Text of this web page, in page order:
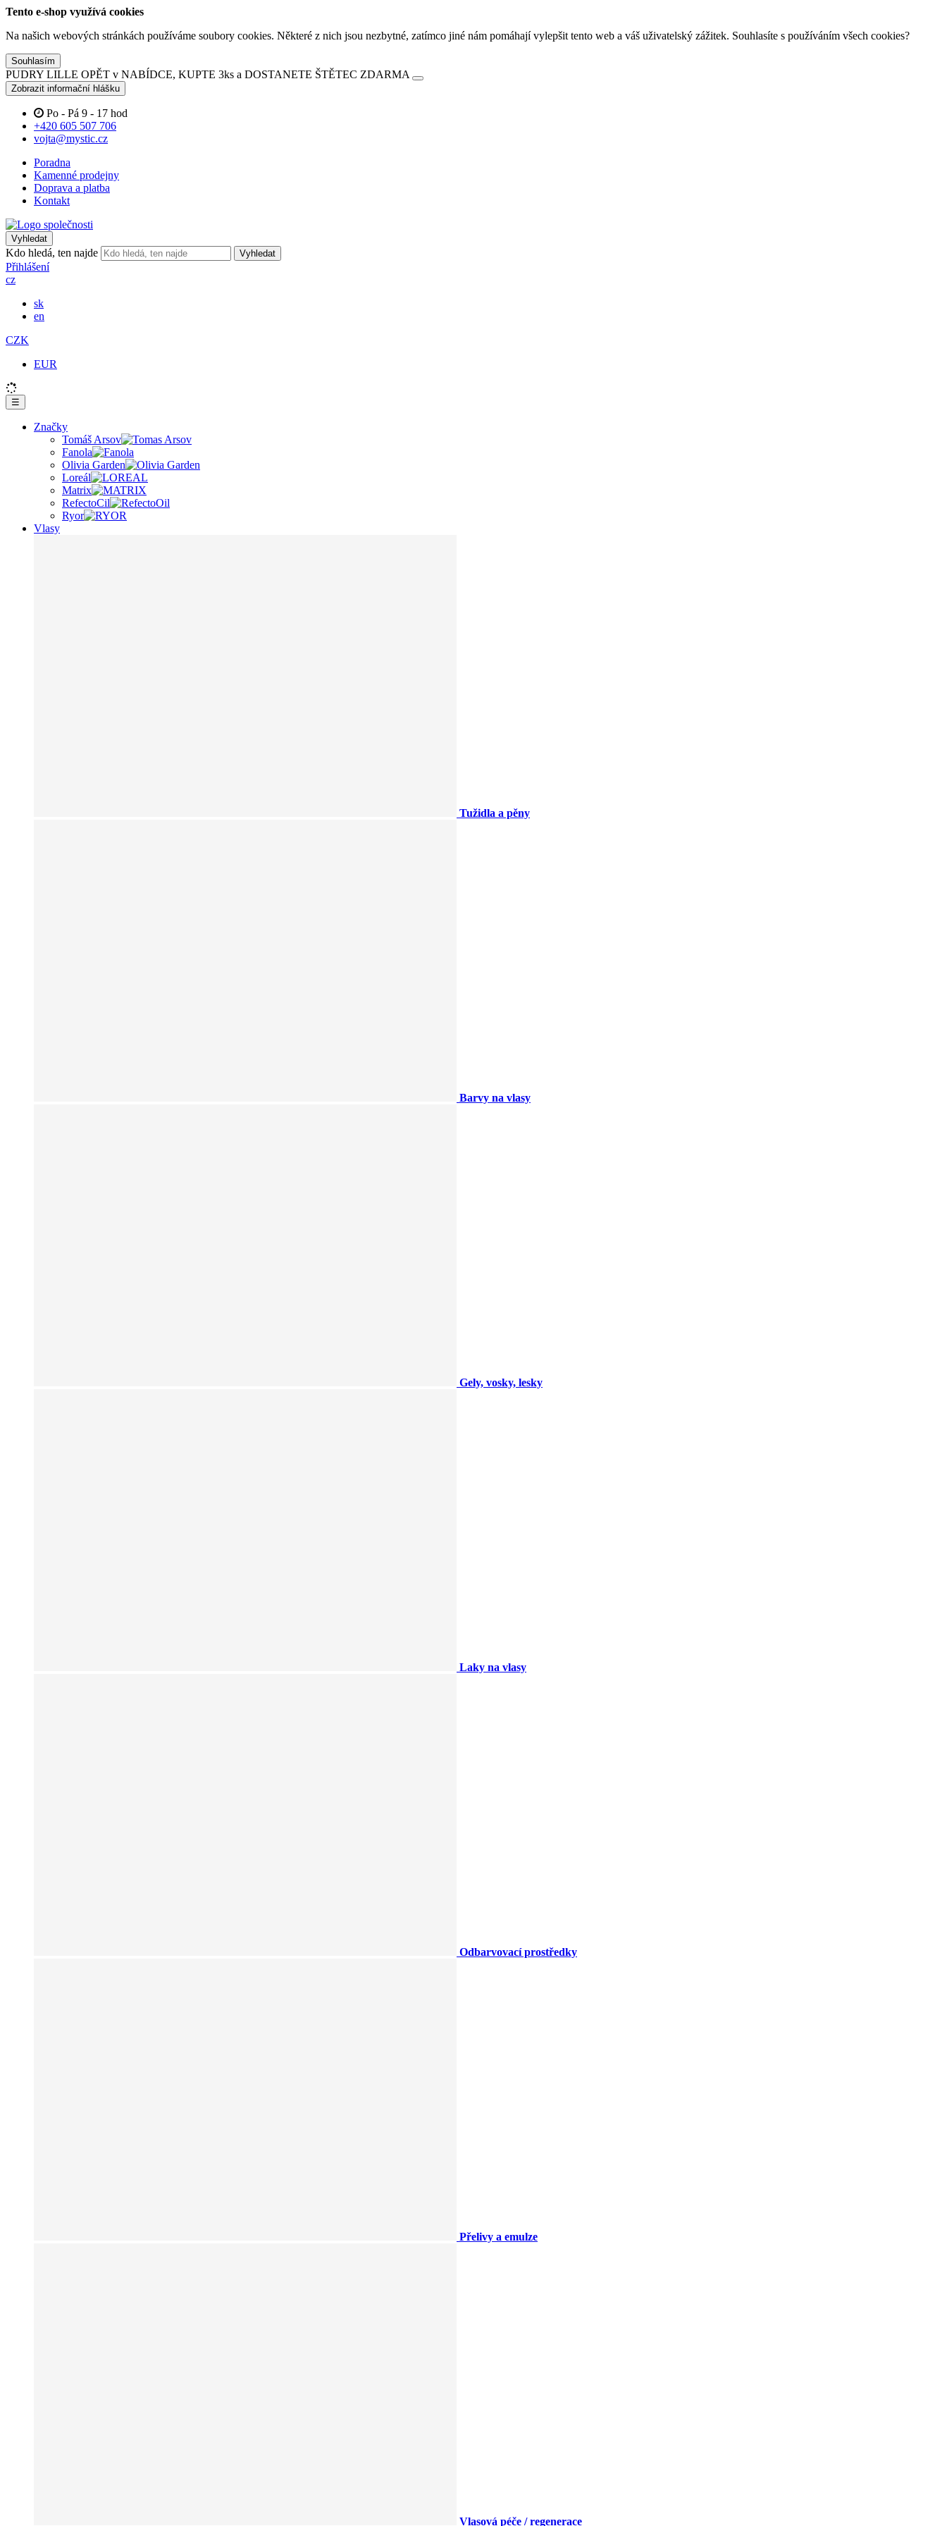
Tento e-shop využívá cookies
Na našich webových stránkách používáme soubory cookies. Některé z nich jsou nezbytné, zatímco jiné nám pomáhají vylepšit tento web a váš uživatelský zážitek. Souhlasíte s používáním všech cookies?
Souhlasím
PUDRY LILLE OPĚT v NABÍDCE, KUPTE 3ks a DOSTANETE ŠTĚTEC ZDARMA
Zobrazit informační hlášku
Po - Pá 9 - 17 hod
+420 605 507 706
vojta@mystic.cz
Poradna
Kamenné prodejny
Doprava a platba
Kontakt
Vyhledat
Kdo hledá, ten najde Vyhledat
Přihlášení
cz
sk
en
CZK
EUR
☰
Značky
Tomáš Arsov
Fanola
Olivia Garden
Loreál
Matrix
RefectoCil
Ryor
Vlasy
Tužidla a pěny
Barvy na vlasy
Gely, vosky, lesky
Laky na vlasy
Odbarvovací prostředky
Přelivy a emulze
Vlasová péče / regenerace